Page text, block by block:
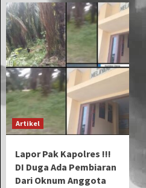
Artikel
Lapor Pak Kapolres !!!
DI Duga Ada Pembiaran
Dari Oknum Anggota